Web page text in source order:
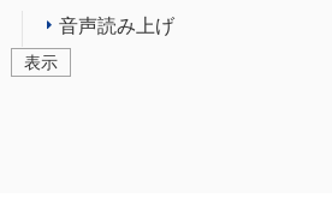
音声読み上げ
表示